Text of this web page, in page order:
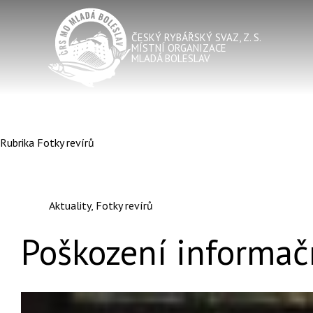
ČESKÝ RYBÁŘSKÝ SVAZ, Z. S.
MÍSTNÍ ORGANIZACE
MLADÁ BOLESLAV
Rubrika Fotky revírů
Aktuality, Fotky revírů
Poškození